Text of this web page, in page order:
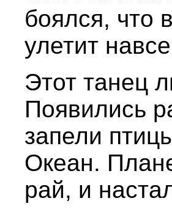
боялся, что
улетит
Этот танец
Появились
запели
Океан.
рай, и